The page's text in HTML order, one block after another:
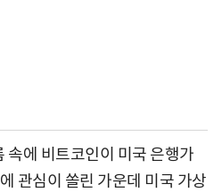
속에 비트코인이 미국 은행가
관심이 쏠린 가운데 미국 가상